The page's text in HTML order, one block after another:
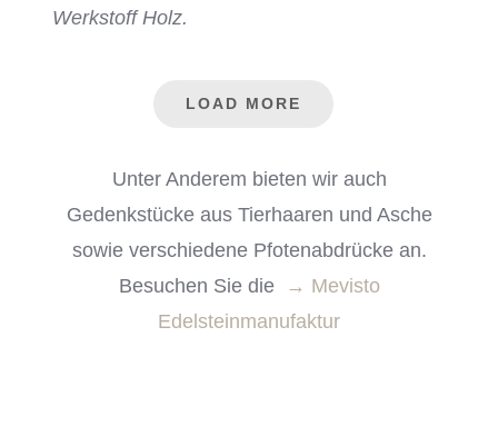
Werkstoff Holz.
LOAD MORE
Unter Anderem bieten wir auch
Gedenkstücke aus Tierhaaren und Asche
sowie verschiedene Pfotenabdrücke an.
Besuchen Sie die
→ Mevisto
Edelsteinmanufaktur